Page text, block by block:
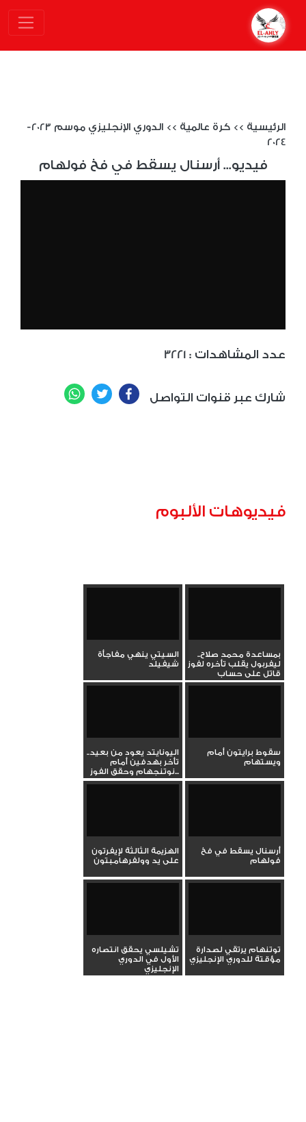
الرئيسية >> كرة عالمية >>
الدوري الإنجليزي موسم 2023-
2024
فيديو... أرسنال يسقط في فخ فولهام
3221 : عدد المشاهدات
شارك عبر قنوات التواصل Facebook
Twitter
فيديوهات الألبوم
بمساعدة محمد صلاح..
ليفربول يقلب تأخره لفوز
قاتل على حساب
نيوكاسل
السيتي ينهي مفاجأة
شيفيلد
سقوط برايتون أمام
ويستهام
اليونايتد يعود من بعيد..
تأخر بهدفين أمام
نوتنجهام وحقق الفوز...
أرسنال يسقط في فخ
فولهام
الهزيمة الثالثة لإيفرتون
على يد وولفرهامبتون
توتنهام يرتقي لصدارة
مؤقتة للدوري الإنجليزي
تشيلسي يحقق انتصاره
الأول في الدوري
الإنجليزي